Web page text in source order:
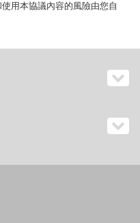
用本協議內容的風險由您自